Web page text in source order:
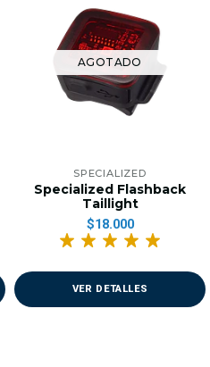
AGOTADO
SPECIALIZED
Specialized Flashback
Taillight
$18.000
VER DETALLES